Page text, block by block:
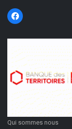
Qui sommes nous